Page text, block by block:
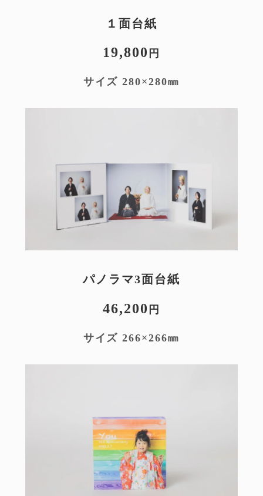
１面台紙
19,800 円
サイズ 280×280㎜
パノラマ3面台紙
46,200 円
サイズ 266×266㎜